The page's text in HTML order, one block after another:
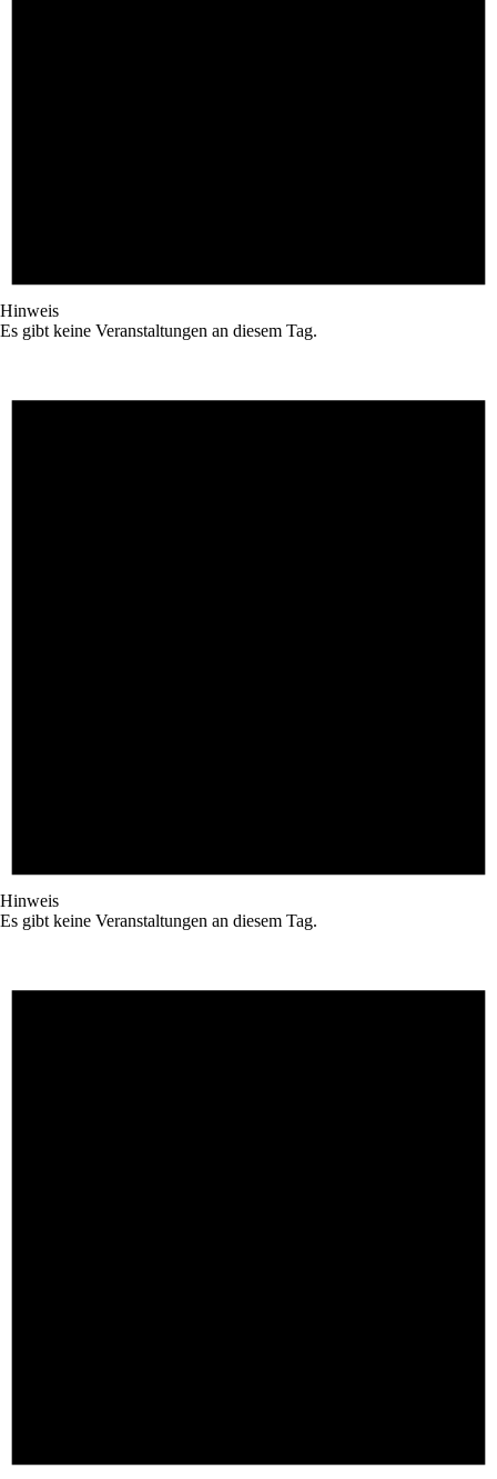
Hinweis
Es gibt keine Veranstaltungen an diesem Tag.
Hinweis
Es gibt keine Veranstaltungen an diesem Tag.